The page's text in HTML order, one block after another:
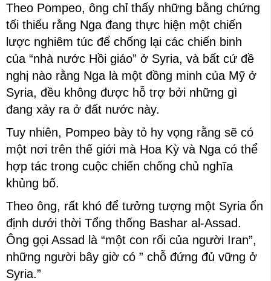
Theo Pompeo, ông chỉ thấy những bằng chứng
tối thiểu rằng Nga đang thực hiện một chiến
lược nghiêm túc để chống lại các chiến binh
của “nhà nước Hồi giáo” ở Syria, và bất cứ đề
nghị nào rằng Nga là một đồng minh của Mỹ ở
Syria, đều không được hỗ trợ bởi những gì
đang xảy ra ở đất nước này.
Tuy nhiên, Pompeo bày tỏ hy vọng rằng sẽ có
một nơi trên thế giới mà Hoa Kỳ và Nga có thể
hợp tác trong cuộc chiến chống chủ nghĩa
khủng bố.
Theo ông, rất khó để tưởng tượng một Syria ổn
định dưới thời Tổng thống Bashar al-Assad.
Ông gọi Assad là “một con rối của người Iran”,
những người bây giờ có ” chỗ đứng đủ vững ở
Syria.”